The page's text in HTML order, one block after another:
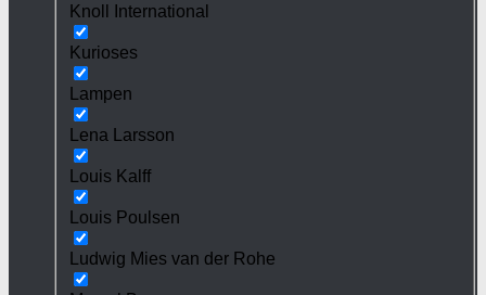
Knoll International
Kurioses
Lampen
Lena Larsson
Louis Kalff
Louis Poulsen
Ludwig Mies van der Rohe